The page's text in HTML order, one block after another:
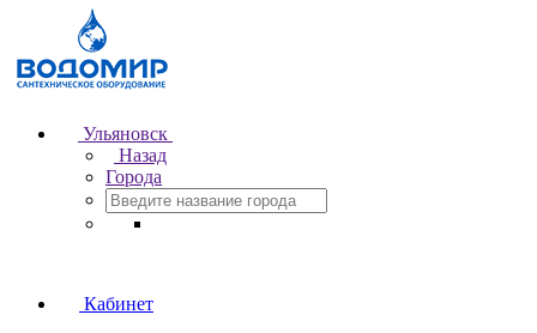
Ульяновск
Назад
Города
Кабинет